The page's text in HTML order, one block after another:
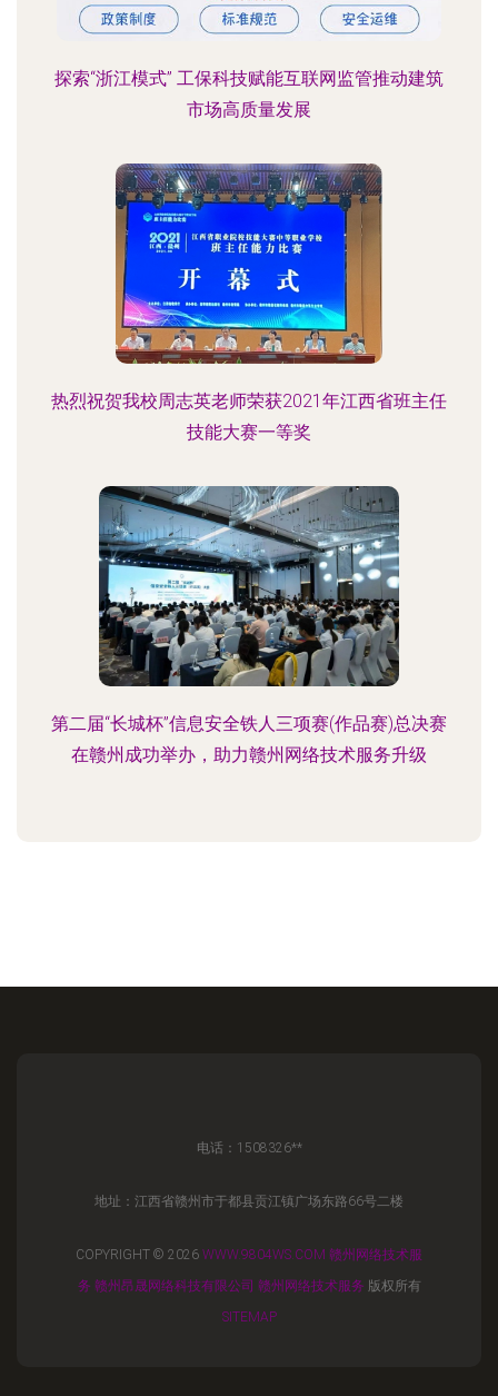
探索“浙江模式” 工保科技赋能互联网监管推动建筑
市场高质量发展
热烈祝贺我校周志英老师荣获2021年江西省班主任
技能大赛一等奖
第二届“长城杯”信息安全铁人三项赛(作品赛)总决赛
在赣州成功举办，助力赣州网络技术服务升级
电话：1508326**
地址：江西省赣州市于都县贡江镇广场东路66号二楼
COPYRIGHT © 2026 WWW.9804WS.COM 赣州网络技术服
务 赣州昂晟网络科技有限公司 赣州网络技术服务 版权所有
SITEMAP